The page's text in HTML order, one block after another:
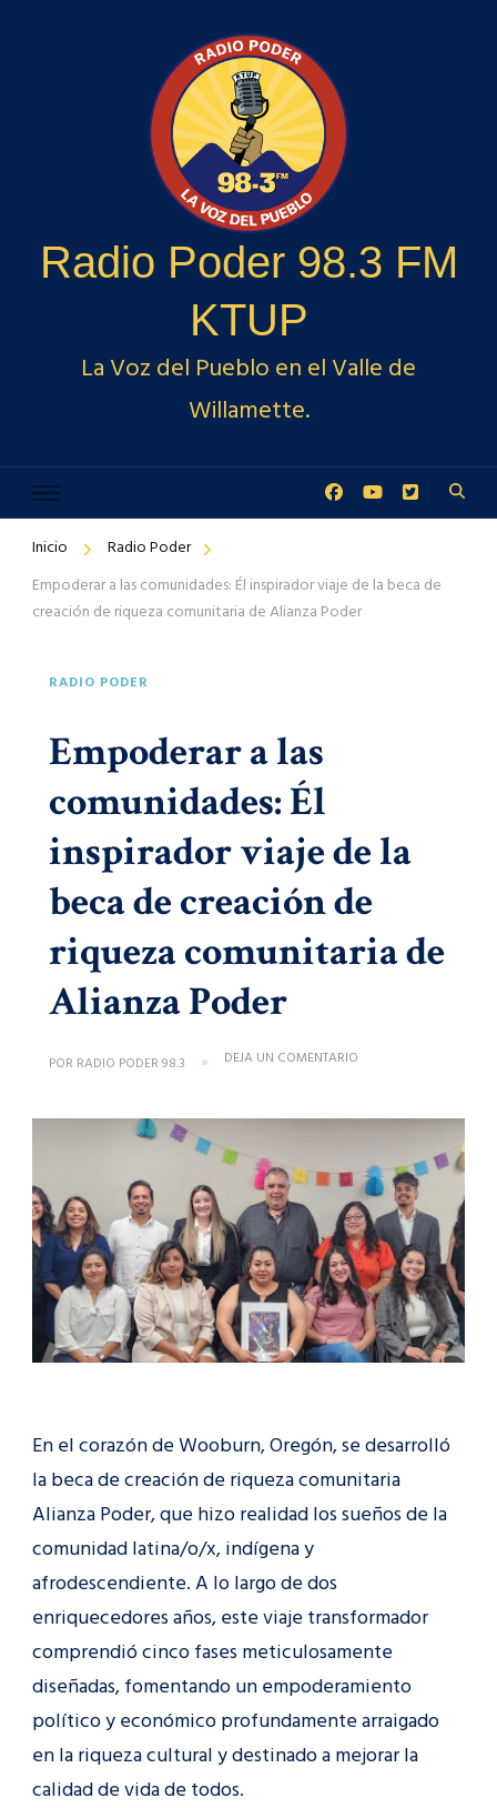
Radio Poder 98.3 FM
KTUP
La Voz del Pueblo en el Valle de
Willamette.
Inicio
Radio Poder
Empoderar a las comunidades: Él inspirador viaje de la beca de
creación de riqueza comunitaria de Alianza Poder
RADIO PODER
Empoderar a las
comunidades: Él
inspirador viaje de la
beca de creación de
riqueza comunitaria de
Alianza Poder
POR RADIO PODER 98.3 DEJA UN COMENTARIO
LAS
INSPIRADOR
VIAJE
DE
LA
BECA
DE
CREACIÓN
DE
RIQUEZA
COMUNITARIA
DE
En el corazón de Wooburn, Oregón, se desarrolló
la beca de creación de riqueza comunitaria
Alianza Poder, que hizo realidad los sueños de la
comunidad latina/o/x, indígena y
afrodescendiente. A lo largo de dos
enriquecedores años, este viaje transformador
comprendió cinco fases meticulosamente
diseñadas, fomentando un empoderamiento
político y económico profundamente arraigado
en la riqueza cultural y destinado a mejorar la
calidad de vida de todos.